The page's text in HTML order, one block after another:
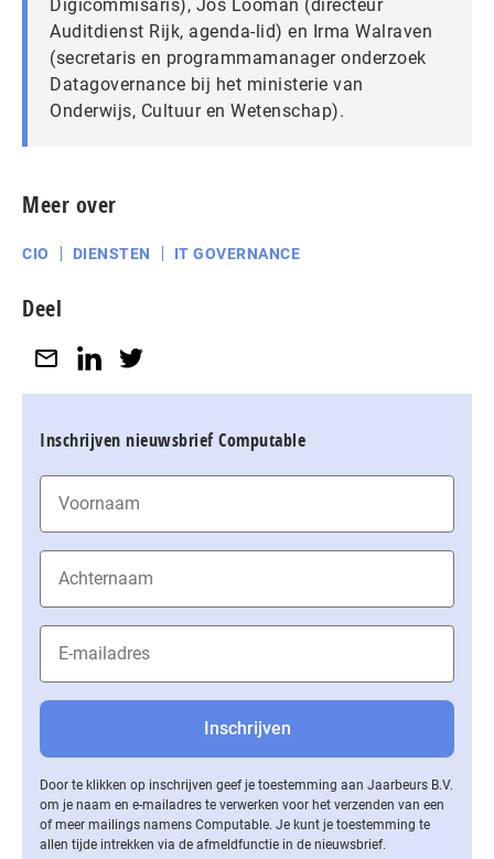
Digicommisaris), Jos Looman (directeur
Auditdienst Rijk, agenda-lid) en Irma Walraven
(secretaris en programmamanager onderzoek
Datagovernance bij het ministerie van
Onderwijs, Cultuur en Wetenschap).
Meer over
CIO DIENSTEN IT GOVERNANCE
Deel
Inschrijven nieuwsbrief Computable
Door te klikken op inschrijven geef je toestemming aan Jaarbeurs B.V.
om je naam en e-mailadres te verwerken voor het verzenden van een
of meer mailings namens Computable. Je kunt je toestemming te
allen tijde intrekken via de af­meld­func­tie in de nieuwsbrief.